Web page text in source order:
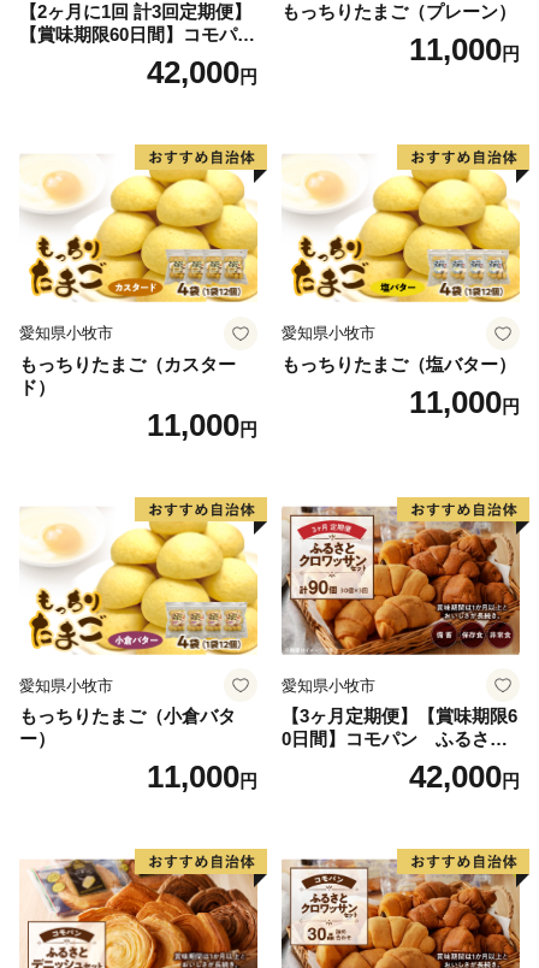
【2ヶ月に1回 計3回定期便】
【賞味期限60日間】コモパ
ン ふるさとクロワッサンセ
ット（計90個）／災害用備蓄
42,000円
もっちりたまご（プレーン）
11,000円
愛知県小牧市
もっちりたまご（カスター
ド）
11,000円
愛知県小牧市
もっちりたまご（塩バター）
11,000円
愛知県小牧市
もっちりたまご（小倉バタ
ー）
11,000円
愛知県小牧市
【3ヶ月定期便】【賞味期限6
0日間】コモパン ふるさと
クロワッサンセット（計90
個）／災害用備蓄 保存食 非
42,000円